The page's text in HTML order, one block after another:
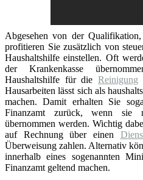
Abgesehen von der
profitieren Sie zusätzlich von
Haushaltshilfe einstellen. Oft
der Krankenkasse
Haushaltshilfe für dieReinigung
Hausarbeiten lässt sich als
machen. Damit erhalten Sie
Finanzamt zurück, wenn sie
übernommen werden. Wichtig
auf Rechnung über einen
Überweisung zahlen. Alternativ
innerhalb eines sogenannten
Finanzamt geltend machen.